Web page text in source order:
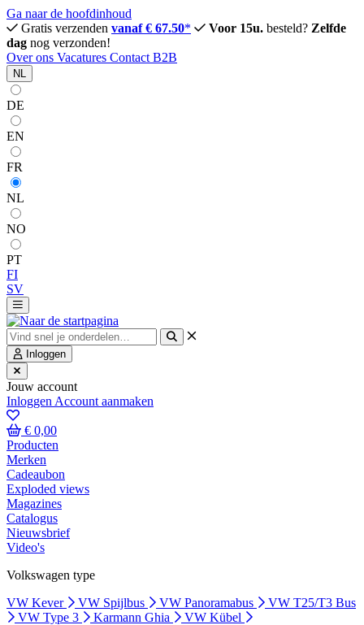
Ga naar de hoofdinhoud
Gratis verzenden vanaf € 67.50* Voor 15u. besteld? Zelfde
dag nog verzonden!
Over ons Vacatures Contact B2B
NL
DE
EN
FR
NL
NO
PT
FI
SV
Inloggen
Jouw account
Inloggen Account aanmaken
€ 0,00
Producten
Merken
Cadeaubon
Exploded views
Magazines
Catalogus
Nieuwsbrief
Video's
Volkswagen type
VW Kever
VW Spijlbus VW Panoramabus
VW T25/T3 Bus
VW Type 3
Karmann Ghia VW Kübel